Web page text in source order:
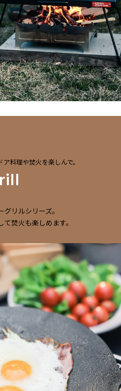
料理や焚火を楽しんで。
リルシリーズ。
焚火も楽しめます。